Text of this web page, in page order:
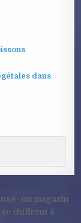
dans
: un magasin
chiffrent à